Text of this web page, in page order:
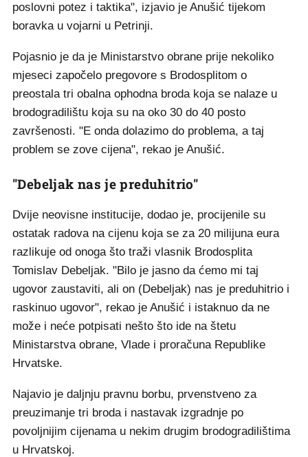
poslovni potez i taktika", izjavio je Anušić tijekom
boravka u vojarni u Petrinji.
Pojasnio je da je Ministarstvo obrane prije nekoliko
mjeseci započelo pregovore s Brodosplitom o
preostala tri obalna ophodna broda koja se nalaze u
brodogradilištu koja su na oko 30 do 40 posto
završenosti. "E onda dolazimo do problema, a taj
problem se zove cijena", rekao je Anušić.
"Debeljak nas je preduhitrio"
Dvije neovisne institucije, dodao je, procijenile su
ostatak radova na cijenu koja se za 20 milijuna eura
razlikuje od onoga što traži vlasnik Brodosplita
Tomislav Debeljak. "Bilo je jasno da ćemo mi taj
ugovor zaustaviti, ali on (Debeljak) nas je preduhitrio i
raskinuo ugovor", rekao je Anušić i istaknuo da ne
može i neće potpisati nešto što ide na štetu
Ministarstva obrane, Vlade i proračuna Republike
Hrvatske.
Najavio je daljnju pravnu borbu, prvenstveno za
preuzimanje tri broda i nastavak izgradnje po
povoljnijim cijenama u nekim drugim brodogradilištima
u Hrvatskoj.